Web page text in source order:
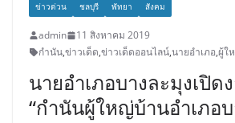
ข่าวด่วน ชลบุรี พัทยา สังคม
admin
11 สิงหาคม 2019
กำนัน,ข่าวเด็ด,ข่าวเด็ดออนไลน์,นายอำเภอ,ผู้ใ
นายอำเภอบางละมุงเปิด
“กำนันผู้ใหญ่บ้านอำเภอบ